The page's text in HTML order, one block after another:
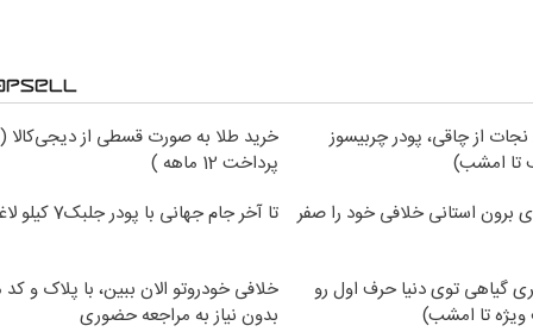
نجات از چاقی، پودر چربیسوز
تا امشب)
خرید طلا به صورت قسطی از دیجی‌کالا (
پرداخت 12 ماهه )
برون استانی خلافی خود را صفر
تا آخر جام جهانی با پودر جلبک7 کیلو لاغر شو
گیاهی توی دنیا حرف اول رو
ویژه تا امشب)
خلافی خودروتو الان ببین، با پلاک و کد
بدون نیاز به مراجعه حضوری